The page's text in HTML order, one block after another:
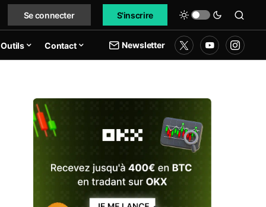
Se connecter S'inscrire
Outils Contact Newsletter